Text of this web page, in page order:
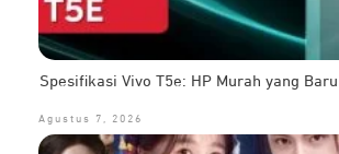
Spesifikasi Vivo T5e: HP Murah yang
Agustus 7, 2026